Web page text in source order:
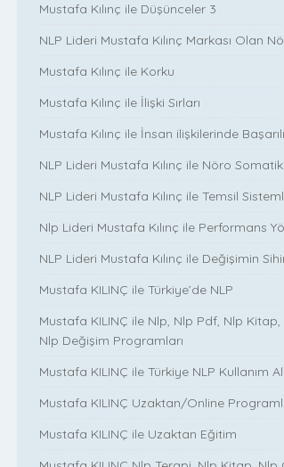
Mustafa Kılınç ile Düşünceler 3
NLP Lideri Mustafa Kılınç Markası Olan
Mustafa Kılınç ile Korku
Mustafa Kılınç ile İlişki Sırları
Mustafa Kılınç ile İnsan ilişkilerinde
NLP Lideri Mustafa Kılınç ile Nöro
NLP Lideri Mustafa Kılınç ile Temsil
Nlp Lideri Mustafa Kılınç ile Performans
NLP Lideri Mustafa Kılınç ile Değişimin
Mustafa KILINÇ ile Türkiye’de NLP
Mustafa KILINÇ ile Nlp, Nlp Pdf, Nlp
Nlp Değişim Programları
Mustafa KILINÇ ile Türkiye NLP Kullanım
Mustafa KILINÇ Uzaktan/Online
Mustafa KILINÇ ile Uzaktan Eğitim